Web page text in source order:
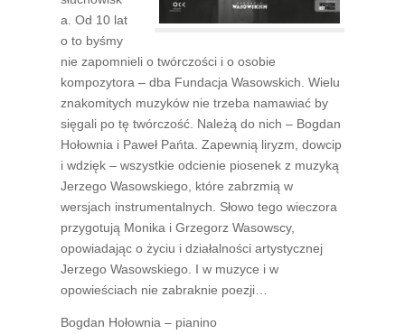
a. Od 10 lat
o to byśmy
nie zapomnieli o twórczości i o osobie
kompozytora – dba Fundacja Wasowskich. Wielu
znakomitych muzyków nie trzeba namawiać by
sięgali po tę twórczość. Należą do nich – Bogdan
Hołownia i Paweł Pańta. Zapewnią liryzm, dowcip
i wdzięk – wszystkie odcienie piosenek z muzyką
Jerzego Wasowskiego, które zabrzmią w
wersjach instrumentalnych. Słowo tego wieczora
przygotują Monika i Grzegorz Wasowscy,
opowiadając o życiu i działalności artystycznej
Jerzego Wasowskiego. I w muzyce i w
opowieściach nie zabraknie poezji…
Bogdan Hołownia – pianino